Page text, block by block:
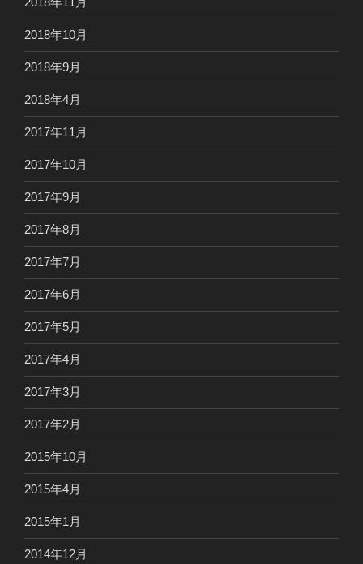
2018年10月
2018年9月
2018年4月
2017年11月
2017年10月
2017年9月
2017年8月
2017年7月
2017年6月
2017年5月
2017年4月
2017年3月
2017年2月
2015年10月
2015年4月
2015年1月
2014年12月